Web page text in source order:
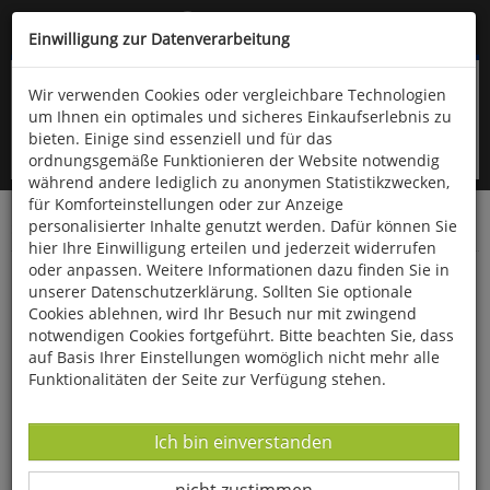
Kompletten Head der Seite überspringen
oder (06766) 9323-960
Startseite Bücher Literatur Belletristik
In ewiger Freundschaft
Einwilligung zur Datenverarbeitung
Wir verwenden Cookies oder vergleichbare Technologien
um Ihnen ein optimales und sicheres Einkaufserlebnis zu
bieten. Einige sind essenziell und für das
ordnungsgemäße Funktionieren der Website notwendig
während andere lediglich zu anonymen Statistikzwecken,
für Komforteinstellungen oder zur Anzeige
personalisierter Inhalte genutzt werden. Dafür können Sie
hier Ihre Einwilligung erteilen und jederzeit widerrufen
oder anpassen. Weitere Informationen dazu finden Sie in
unserer Datenschutzerklärung. Sollten Sie optionale
Cookies ablehnen, wird Ihr Besuch nur mit zwingend
notwendigen Cookies fortgeführt. Bitte beachten Sie, dass
auf Basis Ihrer Einstellungen womöglich nicht mehr alle
Funktionalitäten der Seite zur Verfügung stehen.
Datenverarbeitung -
Ich bin einverstanden